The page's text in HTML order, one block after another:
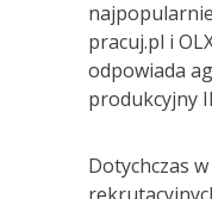
pracuj.pl i
odpowiada
produkcyjny
Dotychczas